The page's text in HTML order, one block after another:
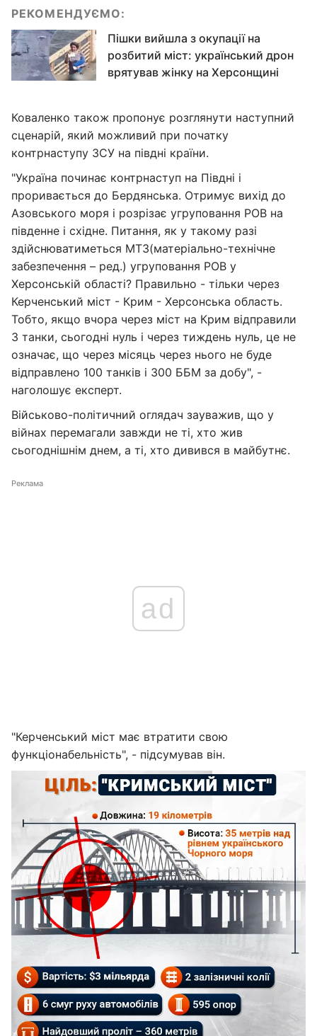
РЕКОМЕНДУЄМО:
Пішки вийшла з окупації на
розбитий міст: український дрон
врятував жінку на Херсонщині
Коваленко також пропонує розглянути наступний
сценарій, який можливий при початку
контрнаступу ЗСУ на півдні країни.
"Україна починає контрнаступ на Півдні і
проривається до Бердянська. Отримує вихід до
Азовського моря і розрізає угруповання РОВ на
південне і східне. Питання, як у такому разі
здійснюватиметься МТЗ(матеріально-технічне
забезпечення – ред.) угруповання РОВ у
Херсонській області? Правильно - тільки через
Керченський міст - Крим - Херсонська область.
Тобто, якщо вчора через міст на Крим відправили
3 танки, сьогодні нуль і через тиждень нуль, це не
означає, що через місяць через нього не буде
відправлено 100 танків і 300 ББМ за добу", -
наголошує експерт.
Військово-політичний оглядач зауважив, що у
війнах перемагали завжди не ті, хто жив
сьогоднішнім днем, а ті, хто дивився в майбутнє.
Реклама
ad
"Керченський міст має втратити свою
функціонабельність", - підсумував він.